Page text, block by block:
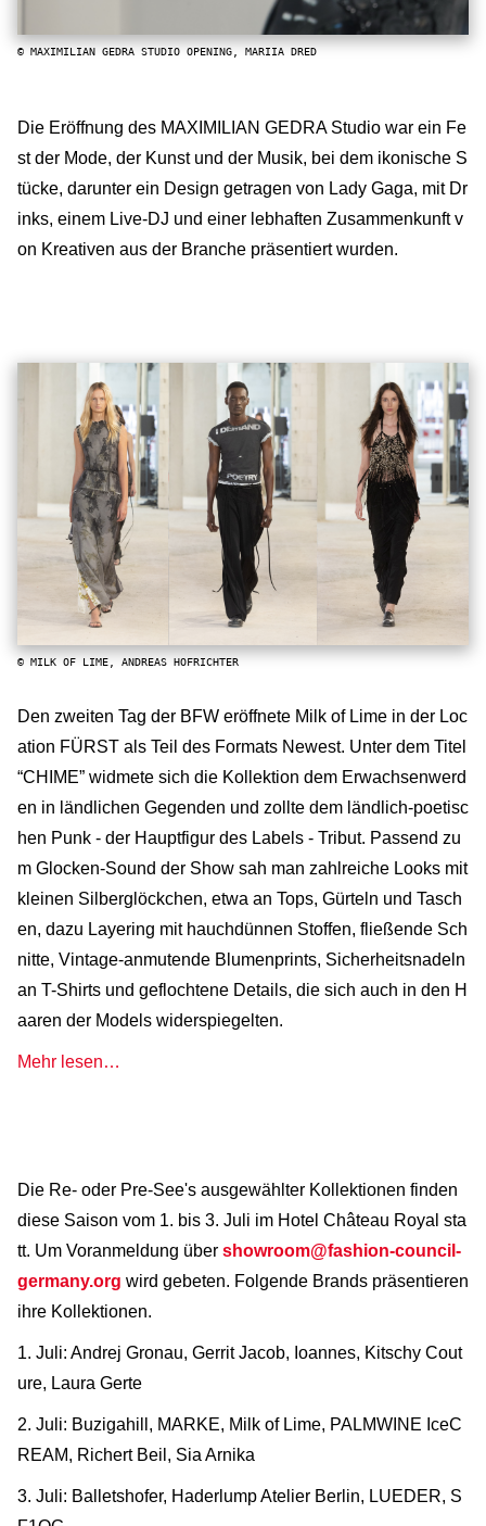
© MAXIMILIAN GEDRA STUDIO OPENING, MARIIA DRED
Die Eröffnung des MAXIMILIAN GEDRA Studio war ein Fe
st der Mode, der Kunst und der Musik, bei dem ikonische S
tücke, darunter ein Design getragen von Lady Gaga, mit Dr
inks, einem Live-DJ und einer lebhaften Zusammenkunft v
on Kreativen aus der Branche präsentiert wurden.
© MILK OF LIME, ANDREAS HOFRICHTER
Den zweiten Tag der BFW eröffnete Milk of Lime in der Loc
ation FÜRST als Teil des Formats Newest. Unter dem Titel
“CHIME” widmete sich die Kollektion dem Erwachsenwerd
en in ländlichen Gegenden und zollte dem ländlich-poetisc
hen Punk - der Hauptfigur des Labels - Tribut. Passend zu
m Glocken-Sound der Show sah man zahlreiche Looks mit
kleinen Silberglöckchen, etwa an Tops, Gürteln und Tasch
en, dazu Layering mit hauchdünnen Stoffen, fließende Sch
nitte, Vintage-anmutende Blumenprints, Sicherheitsnadeln
an T-Shirts und geflochtene Details, die sich auch in den H
aaren der Models widerspiegelten.
Mehr lesen…
Die Re- oder Pre-See's ausgewählter Kollektionen finden
diese Saison vom 1. bis 3. Juli im Hotel Château Royal sta
tt. Um Voranmeldung über showroom@fashion-council-
germany.org wird gebeten. Folgende Brands präsentieren
ihre Kollektionen.
1. Juli: Andrej Gronau, Gerrit Jacob, Ioannes, Kitschy Cout
ure, Laura Gerte
2. Juli: Buzigahill, MARKE, Milk of Lime, PALMWINE IceC
REAM, Richert Beil, Sia Arnika
3. Juli: Balletshofer, Haderlump Atelier Berlin, LUEDER, S